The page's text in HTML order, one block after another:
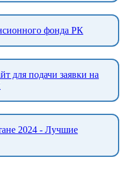
фонда РК
для подачи заявки на
2024 - Лучшие